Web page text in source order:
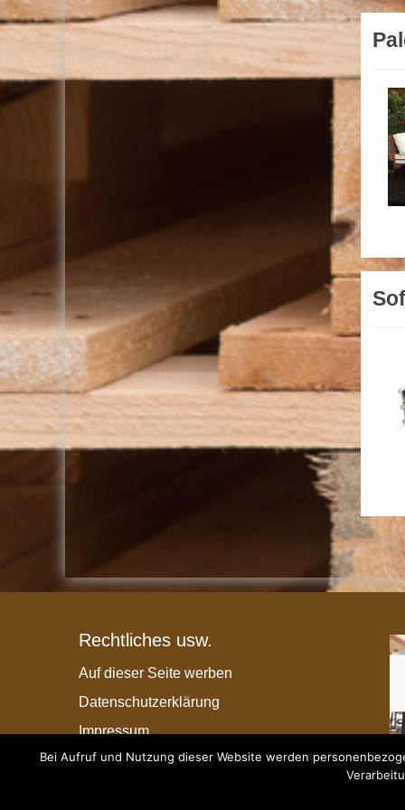
Rechtliches usw.
Auf dieser Seite werben
Datenschutzerklärung
Impressum
Bei Aufruf und Nutzung dieser Website werden